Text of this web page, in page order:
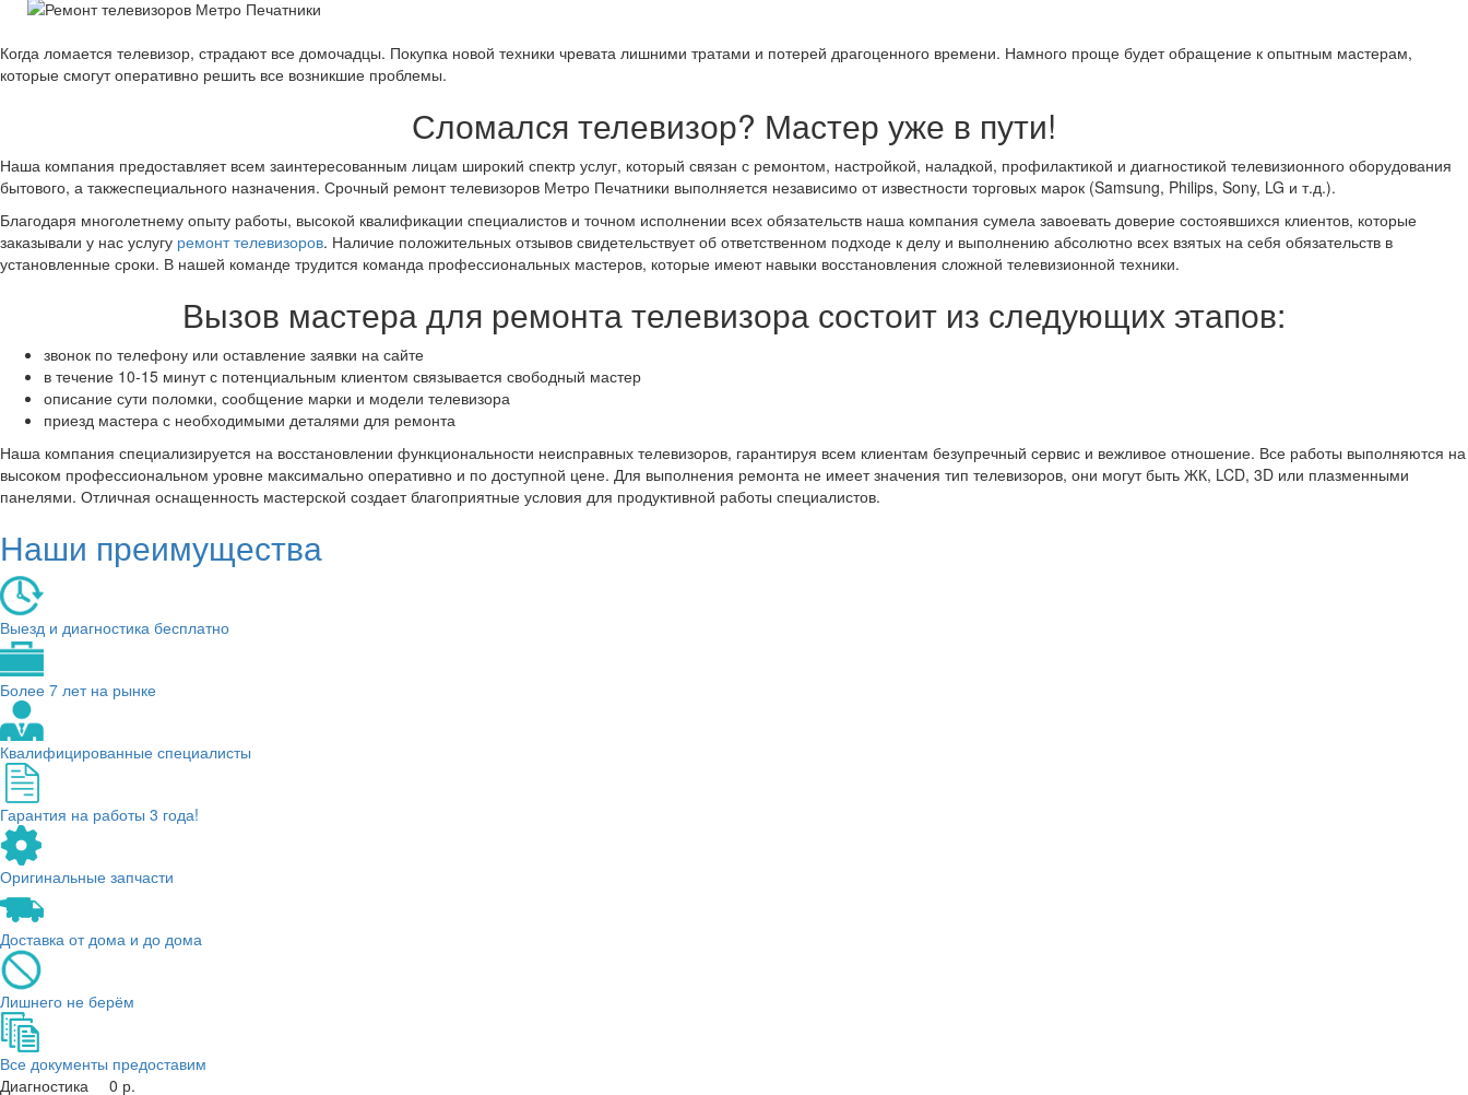
Когда ломается телевизор, страдают все домочадцы. Покупка новой техники чревата лишними тратами и потерей драгоценного времени. Намного проще будет обращение к опытным мастерам,
которые смогут оперативно решить все возникшие проблемы.
Сломался телевизор? Мастер уже в пути!
Наша компания предоставляет всем заинтересованным лицам широкий спектр услуг, который связан с ремонтом, настройкой, наладкой, профилактикой и диагностикой телевизионного оборудования
бытового, а такжеспециального назначения. Срочный ремонт телевизоров Метро Печатники выполняется независимо от известности торговых марок (Samsung, Philips, Sony, LG и т.д.).
Благодаря многолетнему опыту работы, высокой квалификации специалистов и точном исполнении всех обязательств наша компания сумела завоевать доверие состоявшихся клиентов, которые
заказывали у нас услугу ремонт телевизоров. Наличие положительных отзывов свидетельствует об ответственном подходе к делу и выполнению абсолютно всех взятых на себя обязательств в
установленные сроки. В нашей команде трудится команда профессиональных мастеров, которые имеют навыки восстановления сложной телевизионной техники.
Вызов мастера для ремонта телевизора состоит из следующих этапов:
звонок по телефону или оставление заявки на сайте
в течение 10-15 минут с потенциальным клиентом связывается свободный мастер
описание сути поломки, сообщение марки и модели телевизора
приезд мастера с необходимыми деталями для ремонта
Наша компания специализируется на восстановлении функциональности неисправных телевизоров, гарантируя всем клиентам безупречный сервис и вежливое отношение. Все работы выполняются на
высоком профессиональном уровне максимально оперативно и по доступной цене. Для выполнения ремонта не имеет значения тип телевизоров, они могут быть ЖК, LCD, 3D или плазменными
панелями. Отличная оснащенность мастерской создает благоприятные условия для продуктивной работы специалистов.
Наши преимущества
Выезд и диагностика бесплатно
Более 7 лет на рынке
Квалифицированные специалисты
Гарантия на работы 3 года!
Оригинальные запчасти
Доставка от дома и до дома
Лишнего не берём
Все документы предоставим
Диагностика
0 р.